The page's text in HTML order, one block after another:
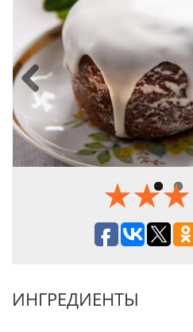
Previous
ИНГРЕДИЕНТЫ